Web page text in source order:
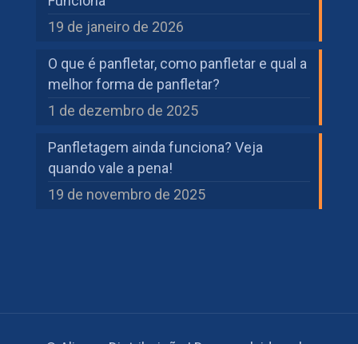
19 de janeiro de 2026
O que é panfletar, como panfletar e qual a
melhor forma de panfletar?
1 de dezembro de 2025
Panfletagem ainda funciona? Veja
quando vale a pena!
19 de novembro de 2025